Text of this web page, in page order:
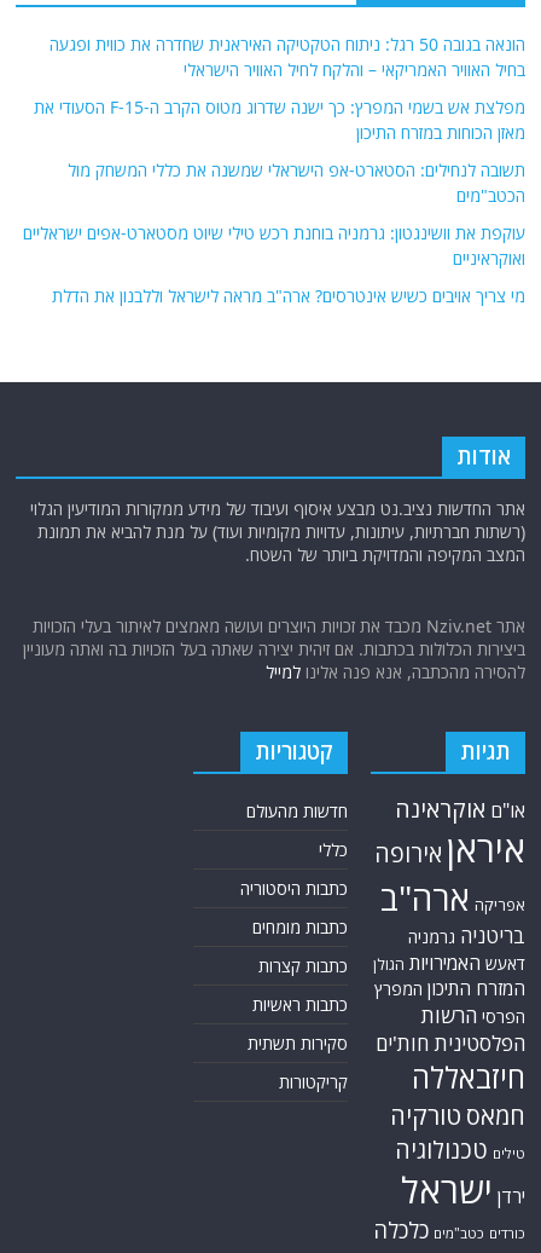
הונאה בגובה 50 רגל: ניתוח הטקטיקה האיראנית שחדרה את כווית ופגעה
בחיל האוויר האמריקאי – והלקח לחיל האוויר הישראלי
מפלצת אש בשמי המפרץ: כך ישנה שדרוג מטוס הקרב ה-F-15 הסעודי את
מאזן הכוחות במזרח התיכון
תשובה לנחילים: הסטארט-אפ הישראלי שמשנה את כללי המשחק מול
הכטב"מים
עוקפת את וושינגטון: גרמניה בוחנת רכש טילי שיוט מסטארט-אפים ישראליים
ואוקראיניים
מי צריך אויבים כשיש אינטרסים? ארה"ב מראה לישראל וללבנון את הדלת
אודות
אתר החדשות נציב.נט מבצע איסוף ועיבוד של מידע ממקורות המודיעין הגלוי
(רשתות חברתיות, עיתונות, עדויות מקומיות ועוד) על מנת להביא את תמונת
המצב המקיפה והמדויקת ביותר של השטח.
אתר Nziv.net מכבד את זכויות היוצרים ועושה מאמצים לאיתור בעלי הזכויות
ביצירות הכלולות בכתבות. אם זיהית יצירה שאתה בעל הזכויות בה ואתה מעוניין
להסירה מהכתבה, אנא פנה אלינולמייל
תגיות
או"ם אוקראינה
איראן אירופה
אפריקה ארה"ב
בריטניה גרמניה
דאעש האמירויות הגולן
המזרח התיכון המפרץ
הפרסי הרשות
הפלסטינית חות'ים
חיזבאללה
חמאס טורקיה
טילים טכנולוגיה
ירדן ישראל
כורדים כטב"מים כלכלה
קטגוריות
חדשות מהעולם
כללי
כתבות היסטוריה
כתבות מומחים
כתבות קצרות
כתבות ראשיות
סקירות תשתית
קריקטורות